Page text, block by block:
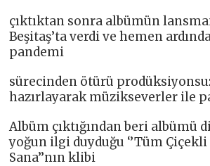
çıktıktan sonra albümün
Beşitaş’ta verdi ve hemen
pandemi
sürecinden ötürü
hazırlayarak müzikseverler ile
Albüm çıktığından beri albümü
yoğun ilgi duyduğu ‘’Tüm
Sana’’nın klibi